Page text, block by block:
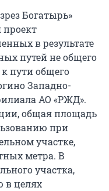
Богатырь»
проект
в результате
путей не общего
пути общего
Западно-
АО «РЖД».
общая площадь
при
участке,
метра. В
участка,
в целях